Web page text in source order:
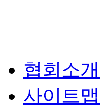
협회소개
사이트맵